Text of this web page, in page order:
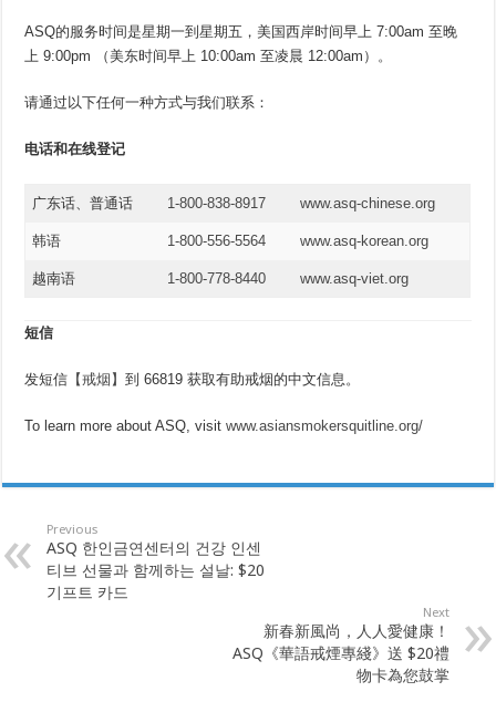
ASQ的服务时间是星期一到星期五，美国西岸时间早上 7:00am 至晚
上 9:00pm （美东时间早上 10:00am 至凌晨 12:00am） 。
请通过以下任何一种方式与我们联系：
电话和在线登记
广东话、普通话 1-800-838-8917 www.asq-chinese.org
韩语 1-800-556-5564 www.asq-korean.org
越南语 1-800-778-8440 www.asq-viet.org
短信
发短信 【戒烟】到 66819 获取有助戒烟的中文信息。
To learn more about ASQ, visitwww.asiansmokersquitline.org/
Previous
ASQ 한인금연센터의 건강 인센
티브 선물과 함께하는 설날: $20
기프트 카드
Next
新春新風尚，人人愛健康！
ASQ《華語戒煙專綫》送 $20禮
物卡為您鼓掌